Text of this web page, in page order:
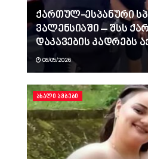
ქართულ-ესპანური
ვალენსიაში – შსს
დაკავების კადრებს
08/05/2026
ᲐᲮᲐᲚᲘ ᲐᲛᲑᲔᲑᲘ